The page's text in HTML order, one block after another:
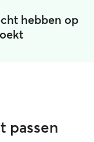
hebben op
passen